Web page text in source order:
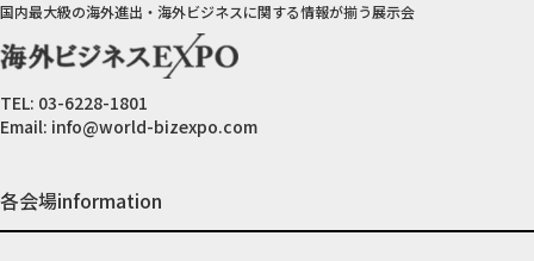
国内最大級の海外進出・海外ビジネスに関する情報が揃う展示会
TEL: 03-6228-1801
Email: info@world-bizexpo.com
各会場information